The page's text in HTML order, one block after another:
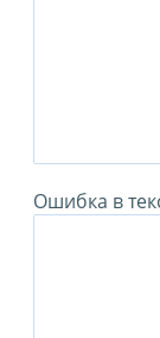
Ошибка в